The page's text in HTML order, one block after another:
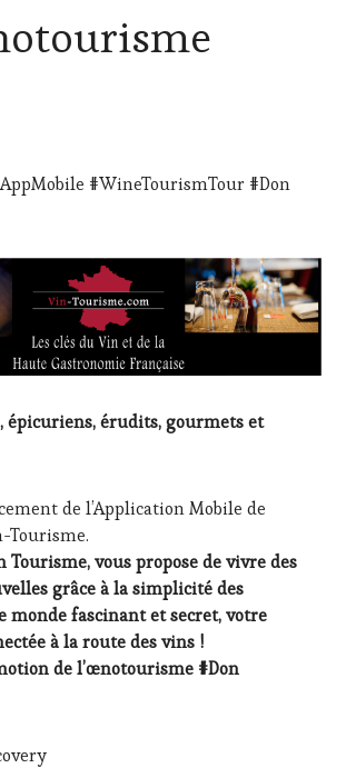
#WineTourismTour #Don
épicuriens, érudits, gourmets et
de l’Application Mobile de
Tourisme.
Tourisme, vous propose de vivre des
grâce à la simplicité des
monde fascinant et secret, votre
à la route des vins !
de l’œnotourisme #Don